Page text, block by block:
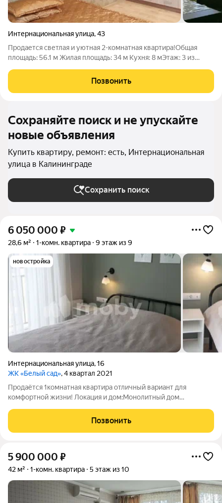
Интернациональная улица,43
Продается светлая и уютная 2-комнатная квартира!Общая
площадь: 56.1 м Жилая площадь: 34 м Кухня: 8 мЭтаж: 3 из
м, удобные и просторныеБалкон или лоджия: две лоджии для
отдыха и храненияРайон
Позвонить
Сохраняйте поиск и не упускайте
новые объявления
Купить квартиру, ремонт: есть, Интернациональная
улица в Калининграде
Сохранить поиск
6 050 000 ₽
28,6 м² 1-комн. квартира 9 этаж из 9
новостройка
Интернациональная улица,16
ЖК «Белый сад», 4 квартал 2021
Продаётся 1комнатная квартира отличный вариант для
комфортной жизни! Локация и дом:Монолитный дом
территория, шлагбаум, парковка во дворе.Во дворе детская и
спортивная площадки,
Позвонить
5 900 000 ₽
42 м² 1-комн. квартира 5 этаж из 10